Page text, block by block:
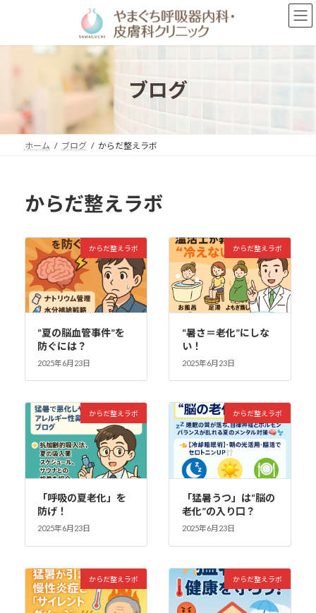
ン
プ
ー
動
ブログ
ホーム ブログ からだ整えラボ
からだ整えラボ
からだ整えラボ
“夏の脳血管事件”を
防ぐには？
2025年6月23日
からだ整えラボ
“暑さ＝老化”にしな
い！
2025年6月23日
からだ整えラボ
「呼吸の夏老化」を
防げ！
2025年6月23日
からだ整えラボ
「猛暑うつ」は“脳の
老化”の入り口？
2025年6月23日
からだ整えラボ からだ整えラボ